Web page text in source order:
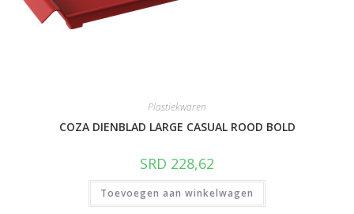
Plastiekwaren
COZA DIENBLAD LARGE CASUAL ROOD BOLD
SRD 228,62
Toevoegen aan winkelwagen